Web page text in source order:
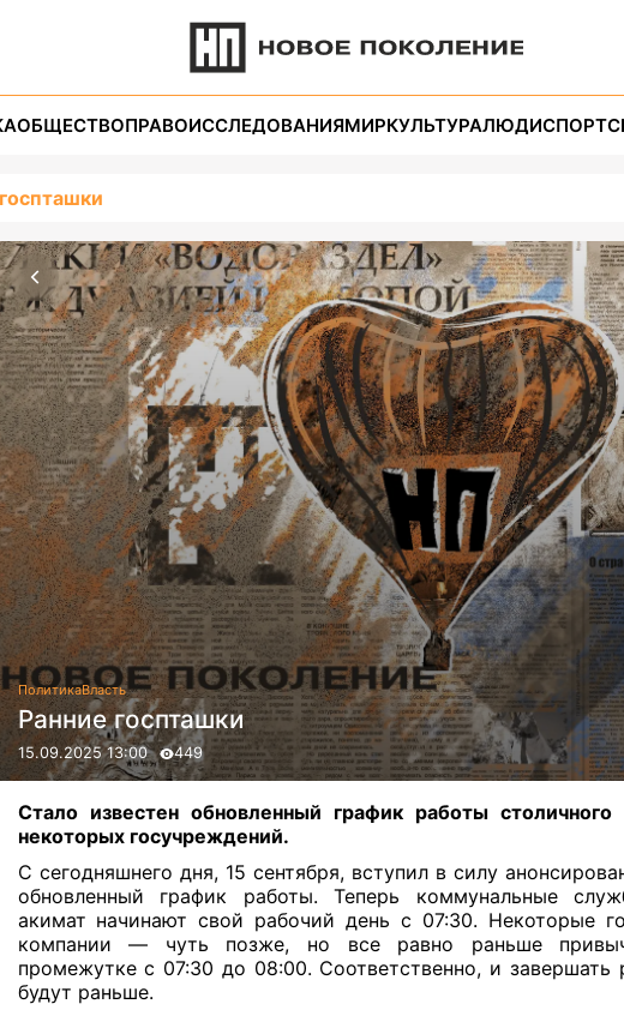
ОБЩЕСТВОПРАВОИССЛЕДОВАНИЯМИРКУЛЬТУРАЛЮДИСПОРТ
ПолитикаВласть
Ранние госпташки
15.09.2025 13:00 449
Стало известен обновленный график работы столичного
некоторых госучреждений.
С сегодняшнего дня, 15 сентября, вступил в силу
обновленный график работы. Теперь коммунальные
акимат начинают свой рабочий день с 07:30. Некоторые
компании — чуть позже, но все равно раньше
промежутке с 07:30 до 08:00. Соответственно, и завершать
будут раньше.